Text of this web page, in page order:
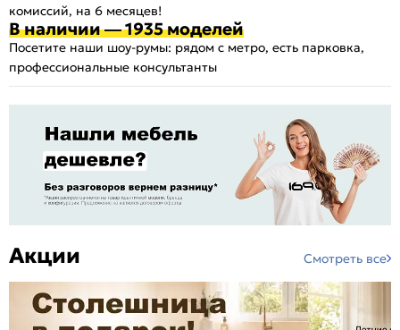
комиссий, на 6 месяцев!
В наличии — 1935 моделей
Посетите наши шоу-румы: рядом с метро, есть парковка,
профессиональные консультанты
Акции Смотреть все